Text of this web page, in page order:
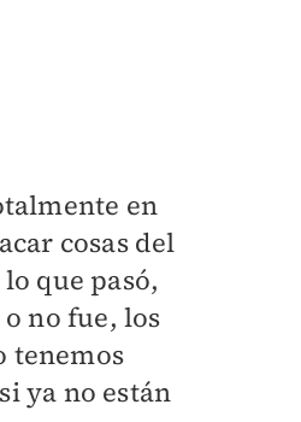
en
cosas del
que pasó,
no fue, los
tenemos
ya no están